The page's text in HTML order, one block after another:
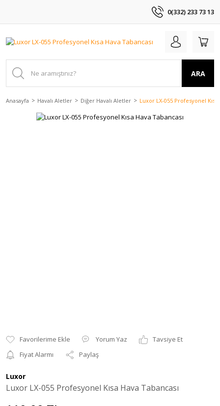
0(332) 233 73 13
ARA
Anasayfa Havalı Aletler Diğer Havalı Aletler Luxor LX-055 Profesyonel Kısa
Yorum Yaz
Tavsiye Et
Fiyat Alarmı
Paylaş
Luxor
Luxor LX-055 Profesyonel Kısa Hava Tabancası